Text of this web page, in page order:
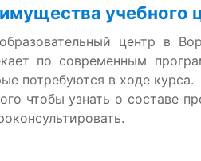
учебного
центр в
по современным
потребуются в ходе курса.
чтобы узнать о составе